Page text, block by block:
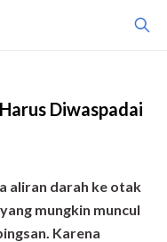
Diwaspadai
aliran darah ke otak
mungkin muncul
Karena